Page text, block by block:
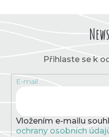
Přihlaste se k
E-mail
Vložením e-mailu
ochrany osobních